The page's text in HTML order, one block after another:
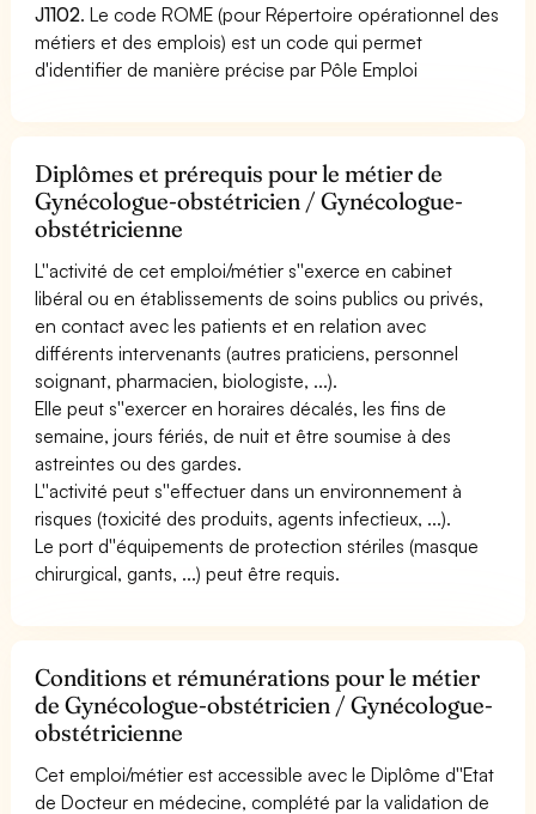
J1102. Le code ROME (pour Répertoire opérationnel des
métiers et des emplois) est un code qui permet
d'identifier de manière précise par Pôle Emploi
Diplômes et prérequis pour le métier de
Gynécologue-obstétricien / Gynécologue-
obstétricienne
L''activité de cet emploi/métier s''exerce en cabinet
libéral ou en établissements de soins publics ou privés,
en contact avec les patients et en relation avec
différents intervenants (autres praticiens, personnel
soignant, pharmacien, biologiste, ...).
Elle peut s''exercer en horaires décalés, les fins de
semaine, jours fériés, de nuit et être soumise à des
astreintes ou des gardes.
L''activité peut s''effectuer dans un environnement à
risques (toxicité des produits, agents infectieux, ...).
Le port d''équipements de protection stériles (masque
chirurgical, gants, ...) peut être requis.
Conditions et rémunérations pour le métier
de Gynécologue-obstétricien / Gynécologue-
obstétricienne
Cet emploi/métier est accessible avec le Diplôme d''Etat
de Docteur en médecine, complété par la validation de